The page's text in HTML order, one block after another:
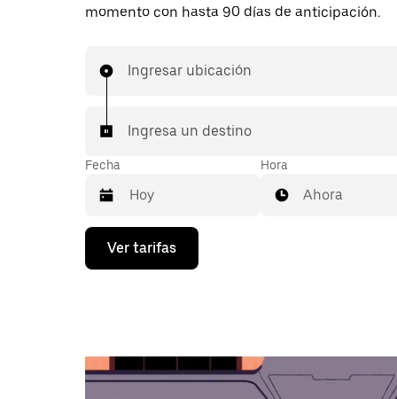
momento con hasta 90 días de anticipación.
Ingresar ubicación
Ingresa un destino
Fecha
Presiona
flecha
el
calendario
Hora
Ahora
Ver tarifas